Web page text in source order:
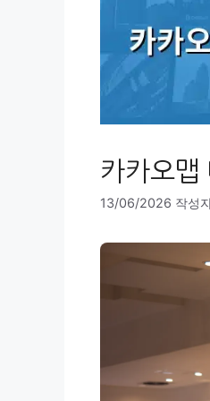
카카오맵
13/06/2026 작성